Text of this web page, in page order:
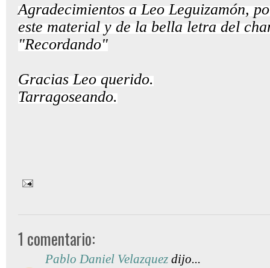
Agradecimientos a Leo Leguizamón,
este material y de la bella letra del
"Recordando"
Gracias Leo querido.
Tarragoseando.
1 comentario:
Pablo Daniel Velazquez dijo...